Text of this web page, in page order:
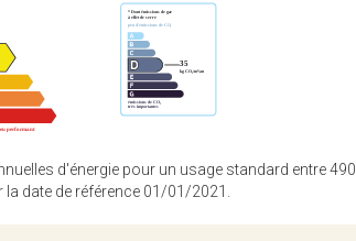
d'énergie pour un usage standard entre
la date de référence 01/01/2021.